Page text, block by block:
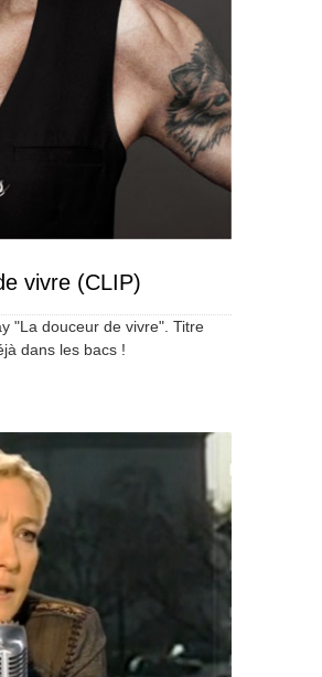
vivre (CLIP)
"La douceur de vivre". Titre
dans les bacs !